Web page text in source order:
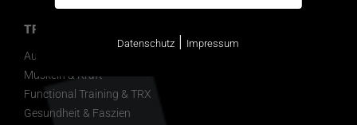
TRAINING
Ausdauer & Kreislauf
Muskeln & Kraft
Functional Training & TRX
Gesundheit & Faszien
Datenschutz | Impressum